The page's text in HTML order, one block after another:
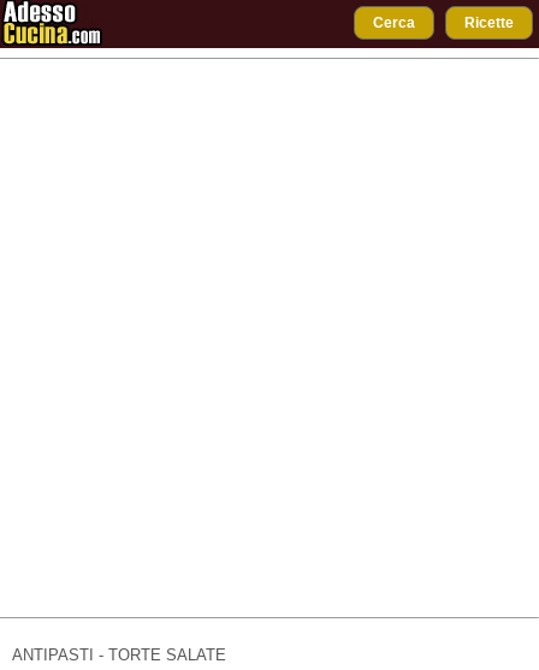
Cerca Ricette
ANTIPASTI - TORTE SALATE